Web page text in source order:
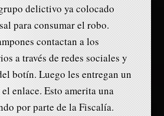
delictivo ya colocado
para consumar el robo.
contactan a los
a través de redes sociales y
botín. Luego les entregan un
enlace. Esto amerita una
por parte de la Fiscalía.